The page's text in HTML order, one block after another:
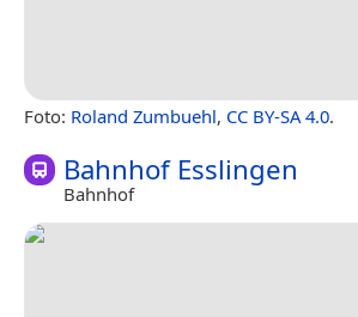
Foto: Roland Zumbuehl, CC BY-SA 4.0.
Bahnhof Esslingen
Bahnhof